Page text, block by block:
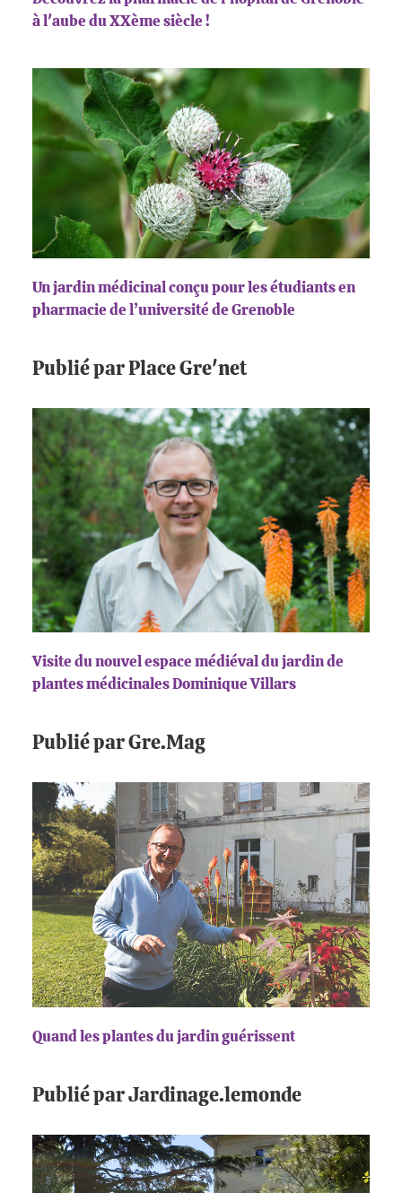
à l'aube du XXème siècle !
Un jardin médicinal conçu pour les étudiants en
pharmacie de l’université de Grenoble
Publié par Place Gre'net
Visite du nouvel espace médiéval du jardin de
plantes médicinales Dominique Villars
Publié par Gre.Mag
Quand les plantes du jardin guérissent
Publié par Jardinage.lemonde